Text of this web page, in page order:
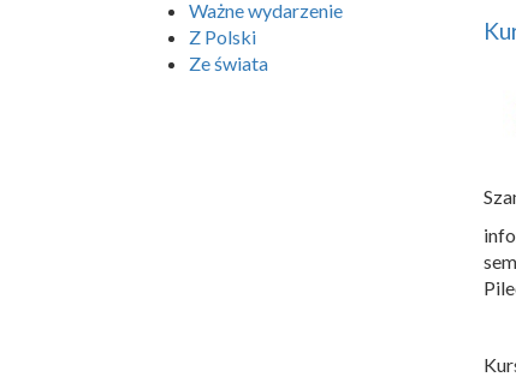
Ważne wydarzenie
Z Polski
Ze świata